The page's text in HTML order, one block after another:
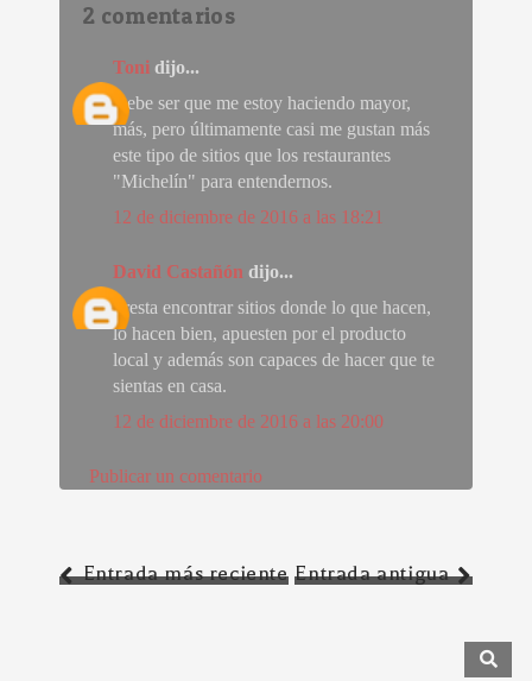
2 comentarios
Toni dijo...
Debe ser que me estoy haciendo mayor,
más, pero últimamente casi me gustan más
este tipo de sitios que los restaurantes
"Michelín" para entendernos.
12 de diciembre de 2016 a las 18:21
David Castañón dijo...
Presta encontrar sitios donde lo que hacen,
lo hacen bien, apuesten por el producto
local y además son capaces de hacer que te
sientas en casa.
12 de diciembre de 2016 a las 20:00
Publicar un comentario
Entrada más reciente Entrada antigua